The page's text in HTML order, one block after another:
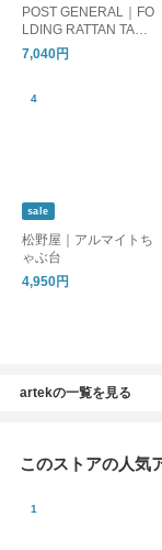
POST GENERAL｜FO
LDING RATTAN TABL
E -BY THE AROROG.-
/フォールディングラ
アラログ / サイドテー
7,040円
sale
松野屋｜アルマイトち
ゃぶ台
4,950円
artekの一覧を見る
このストアの人気